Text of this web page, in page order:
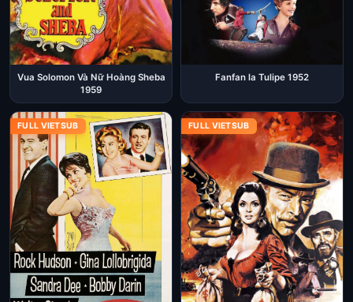
Vua Solomon Và Nữ Hoàng Sheba
1959
Fanfan la Tulipe 1952
FULL VIETSUB FULL VIETSUB